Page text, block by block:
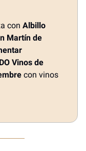
con Albillo
Martín de
DO Vinos de
con vinos